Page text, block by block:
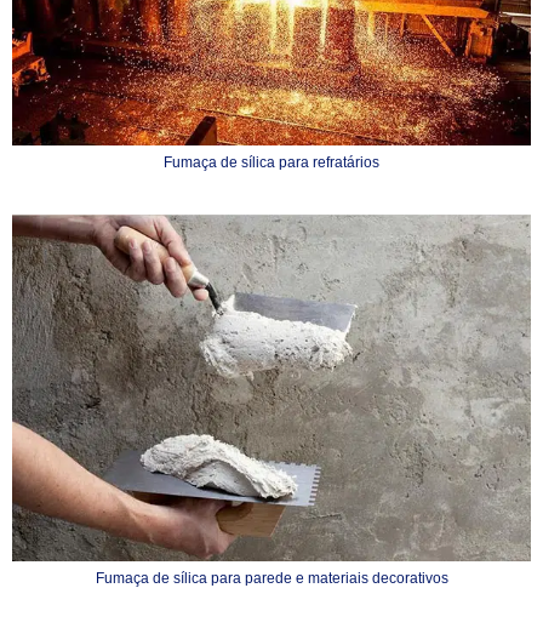
Fumaça de sílica para refratários
Fumaça de sílica para parede e materiais decorativos